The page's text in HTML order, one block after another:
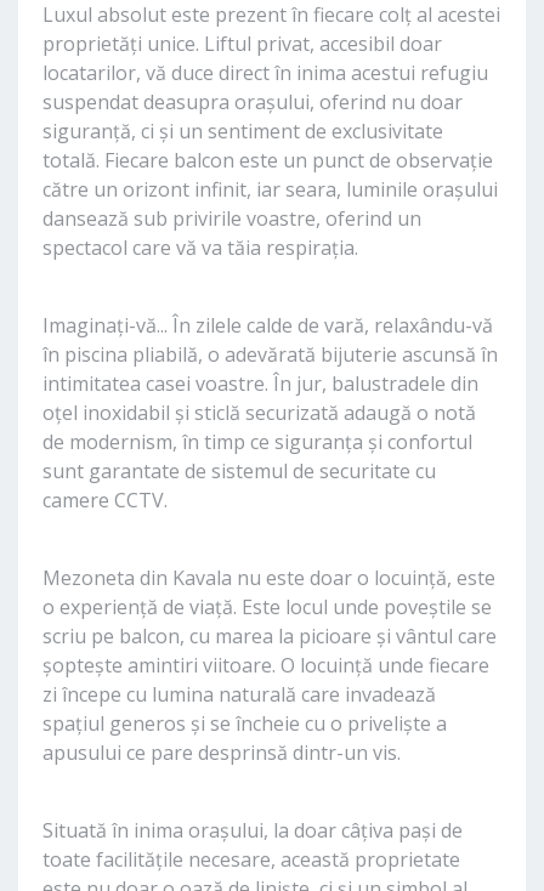
Luxul absolut este prezent în fiecare colț al acestei
proprietăți unice. Liftul privat, accesibil doar
locatarilor, vă duce direct în inima acestui refugiu
suspendat deasupra orașului, oferind nu doar
siguranță, ci și un sentiment de exclusivitate
totală. Fiecare balcon este un punct de observație
către un orizont infinit, iar seara, luminile orașului
dansează sub privirile voastre, oferind un
spectacol care vă va tăia respirația.
Imaginați-vă... În zilele calde de vară, relaxându-vă
în piscina pliabilă, o adevărată bijuterie ascunsă în
intimitatea casei voastre. În jur, balustradele din
oțel inoxidabil și sticlă securizată adaugă o notă
de modernism, în timp ce siguranța și confortul
sunt garantate de sistemul de securitate cu
camere CCTV.
Mezoneta din Kavala nu este doar o locuință, este
o experiență de viață. Este locul unde poveștile se
scriu pe balcon, cu marea la picioare și vântul care
șoptește amintiri viitoare. O locuință unde fiecare
zi începe cu lumina naturală care invadează
spațiul generos și se încheie cu o priveliște a
apusului ce pare desprinsă dintr-un vis.
Situată în inima orașului, la doar câțiva pași de
toate facilitățile necesare, această proprietate